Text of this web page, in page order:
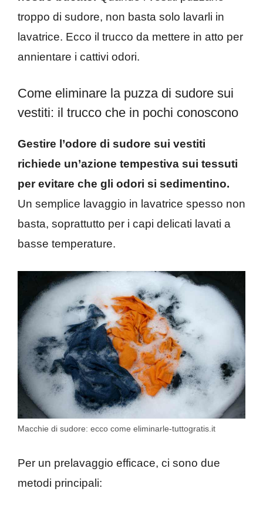
troppo di sudore, non basta solo lavarli in
lavatrice. Ecco il trucco da mettere in atto per
annientare i cattivi odori.
Come eliminare la puzza di sudore sui
vestiti: il trucco che in pochi conoscono
Gestire l’odore di sudore sui vestiti
richiede un’azione tempestiva sui tessuti
per evitare che gli odori si sedimentino.
Un semplice lavaggio in lavatrice spesso non
basta, soprattutto per i capi delicati lavati a
basse temperature.
Macchie di sudore: ecco come eliminarle-tuttogratis.it
Per un prelavaggio efficace, ci sono due
metodi principali: